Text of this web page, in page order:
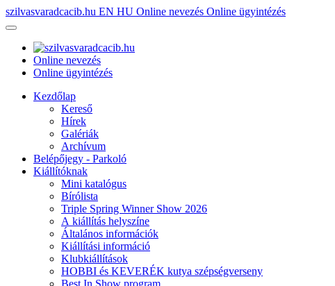
szilvasvaradcacib.hu EN HU Online nevezés Online ügyintézés
Online nevezés
Online ügyintézés
Kezdőlap
Kereső
Hírek
Galériák
Archívum
Belépőjegy - Parkoló
Kiállítóknak
Mini katalógus
Bírólista
Triple Spring Winner Show 2026
A kiállítás helyszíne
Általános információk
Kiállítási információ
Klubkiállítások
HOBBI és KEVERÉK kutya szépségverseny
Best In Show program